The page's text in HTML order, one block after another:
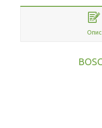
Опис